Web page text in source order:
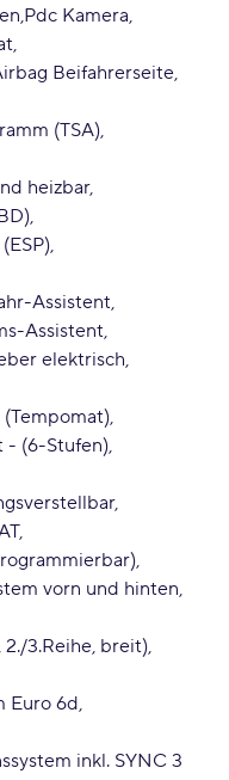
Pdc Kamera
Beifahrerseite
(TSA)
heizbar
Assistent
Assistent
elektrisch
- (6-Stufen)
vorn und hinten
3.Reihe, breit)
Euro 6d
inkl. SYNC 3